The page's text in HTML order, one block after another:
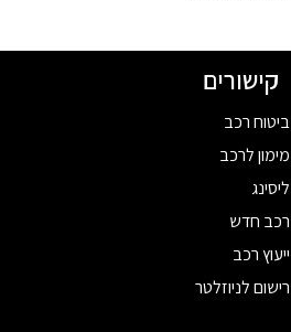
קישורים
ביטוח רכב
מימון לרכב
ליסינג
רכב חדש
ייעוץ רכב
רישום לניוזלטר